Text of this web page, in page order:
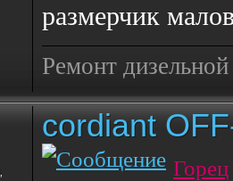
размерчик
Ремонт
cordiant
Горец